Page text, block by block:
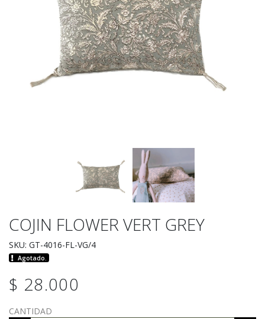
COJIN FLOWER VERT GREY
SKU: GT-4016-FL-VG/4
Agotado.
$ 28.000
CANTIDAD